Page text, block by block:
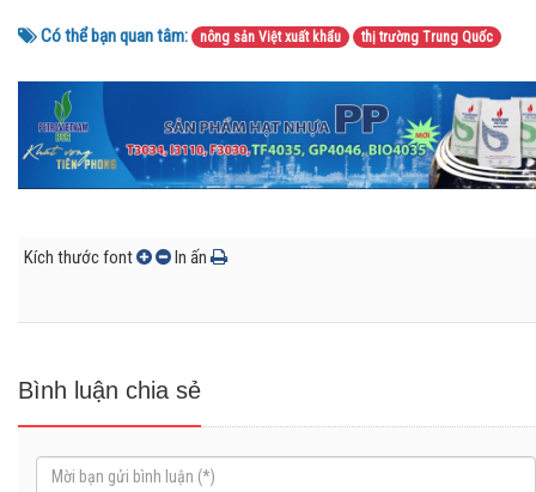
Có thể bạn quan tâm: nông sản Việt xuất khẩu thị trường Trung Quốc
Kích thước font In ấn
Bình luận chia sẻ